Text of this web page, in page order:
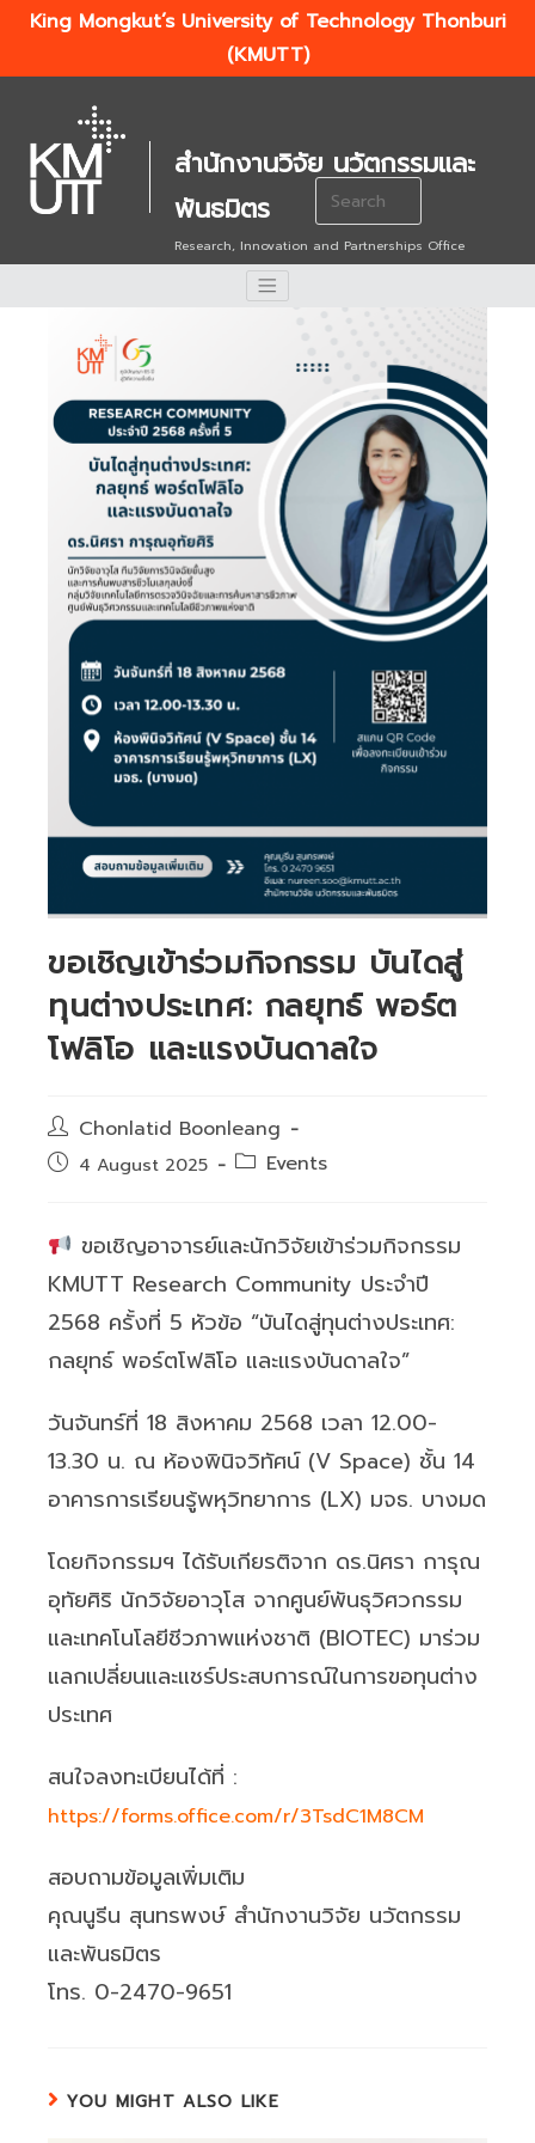
King Mongkut’s University of Technology Thonburi
(KMUTT)
สำนักงานวิจัย นวัตกรรมและ
พันธมิตร
Research, Innovation and Partnerships Office
Search
for:
ขอเชิญเข้าร่วมกิจกรรม บันไดสู่
ทุนต่างประเทศ: กลยุทธ์ พอร์ต
โฟลิโอ และแรงบันดาลใจ
Post
author:
Chonlatid Boonleang
Post4 August 2025
PostEvents
ขอเชิญอาจารย์และนักวิจัยเข้าร่วมกิจกรรม
KMUTT Research Community ประจำปี
2568 ครั้งที่ 5 หัวข้อ “บันไดสู่ทุนต่างประเทศ:
กลยุทธ์ พอร์ตโฟลิโอ และแรงบันดาลใจ”
วันจันทร์ที่ 18 สิงหาคม 2568 เวลา 12.00-
13.30 น. ณ ห้องพินิจวิทัศน์ (V Space) ชั้น 14
อาคารการเรียนรู้พหุวิทยาการ (LX) มจธ. บางมด
โดยกิจกรรมฯ ได้รับเกียรติจาก ดร.นิศรา การุณ
อุทัยศิริ นักวิจัยอาวุโส จากศูนย์พันธุวิศวกรรม
และเทคโนโลยีชีวภาพแห่งชาติ (BIOTEC) มาร่วม
แลกเปลี่ยนและแชร์ประสบการณ์ในการขอทุนต่าง
ประเทศ
สนใจลงทะเบียนได้ที่ :
https://forms.office.com/r/3TsdC1M8CM
สอบถามข้อมูลเพิ่มเติม
คุณนูรีน สุนทรพงษ์ สำนักงานวิจัย นวัตกรรม
และพันธมิตร
โทร. 0-2470-9651
YOU MIGHT ALSO LIKE